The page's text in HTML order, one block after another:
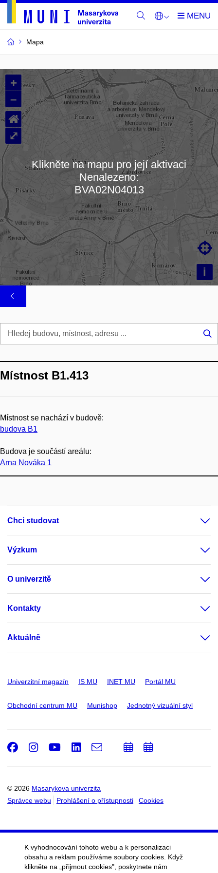
Mapa
Budovy
a
místnosti
MU
Načítám mapu…
+
–
i

⌂
⤢
Klikněte na mapu pro její aktivaci
Nenalezeno:
BVA02N04013
Místnost B1.413
Místnost se nachází v budově:
budova B1
Budova je součástí areálu:
Arna Nováka 1
Chci studovat
Výzkum
O univerzitě
Kontakty
Aktuálně
Univerzitní magazín IS MU INET MU Portál MU
Obchodní centrum MU Munishop Jednotný vizuální styl
© 2026 Masarykova univerzita
Správce webu
Prohlášení o přístupnosti Cookies
Facebook
Instagram
Youtube
LinkedIn
e-
PřidatPřidat
K vyhodnocování tohoto webu a k personalizaci
obsahu a reklam používáme soubory cookies. Když
klikněte na „přijmout cookies", poskytnete nám